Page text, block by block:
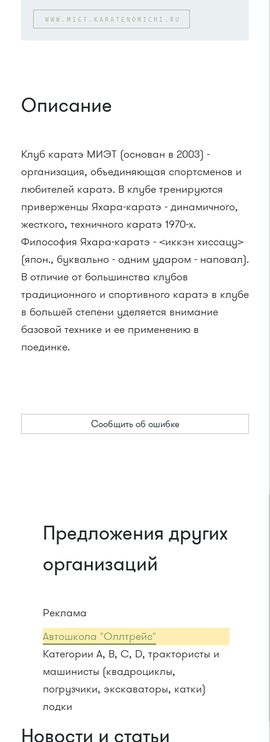
Маршрутка № 409м, 419м
WWW.MIET.KARATENOMICHI.RU
Описание
Клуб каратэ МИЭТ (основан в 2003) -
организация, объединяющая спортсменов и
любителей каратэ. В клубе тренируются
приверженцы Яхара-каратэ - динамичного,
жесткого, техничного каратэ 1970-х.
Философия Яхара-каратэ - <иккэн хиссацу>
(япон., буквально - одним ударом - наповал).
В отличие от большинства клубов
традиционного и спортивного каратэ в клубе
в большей степени уделяется внимание
базовой технике и ее применению в
поединке.
Сообщить об ошибке
Предложения других
организаций
Реклама
Автошкола "Оллтрейс"
Категории A, B, C, D, трактористы и
машинисты (квадроциклы,
погрузчики, экскаваторы, катки)
лодки
Новости и статьи